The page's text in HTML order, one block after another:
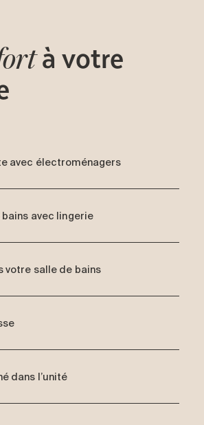
à votre
avec électroménagers
avec lingerie
votre salle de bains
dans l’unité